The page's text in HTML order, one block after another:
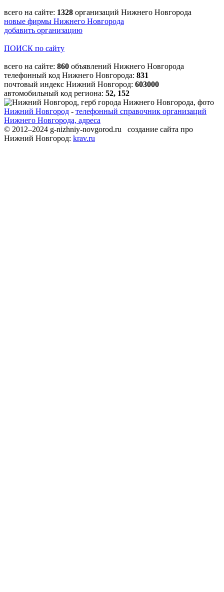
всего на сайте: 1328 организаций Нижнего Новгорода
новые фирмы Нижнего Новгорода
добавить организацию
ПОИСК по сайту
всего на сайте: 860 объявлений Нижнего Новгорода
телефонный код Нижнего Новгорода: 831
почтовый индекс Нижний Новгород: 603000
автомобильный код региона: 52, 152
Нижний Новгород - телефонный справочник организаций
Нижнего Новгорода, адреса
© 2012–2024 g-nizhniy-novgorod.ru создание сайта про
Нижний Новгород: krav.ru